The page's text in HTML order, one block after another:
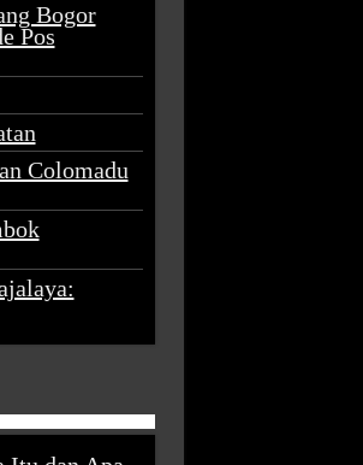
Bogor
Pos
Colomadu